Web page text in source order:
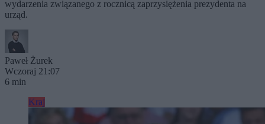
wydarzenia związanego z rocznicą zaprzysiężenia prezydenta na
urząd.
Paweł Żurek
Wczoraj 21:07
6 min
Kraj